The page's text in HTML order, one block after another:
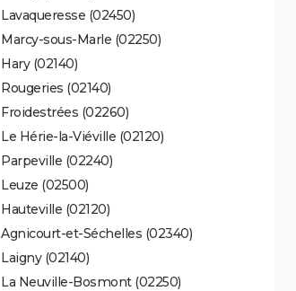
Lavaqueresse (02450)
Marcy-sous-Marle (02250)
Hary (02140)
Rougeries (02140)
Froidestrées (02260)
Le Hérie-la-Viéville (02120)
Parpeville (02240)
Leuze (02500)
Hauteville (02120)
Agnicourt-et-Séchelles (02340)
Laigny (02140)
La Neuville-Bosmont (02250)